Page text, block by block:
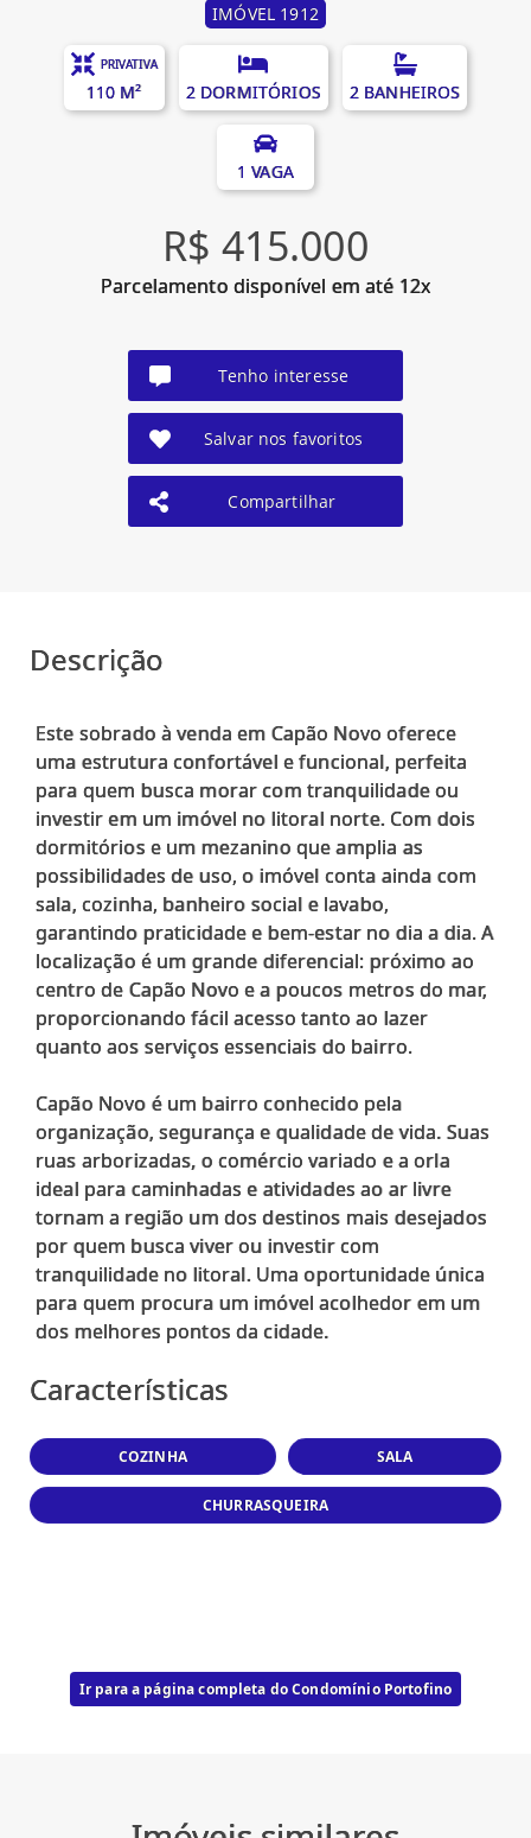
IMÓVEL 1912
PRIVATIVA
110 M² 2 DORMITÓRIOS 2 BANHEIROS
1 VAGA
R$ 415.000
Parcelamento disponível em até 12x
Tenho interesse
Salvar nos favoritos
Compartilhar
Descrição
Este sobrado à venda em Capão Novo oferece
uma estrutura confortável e funcional, perfeita
para quem busca morar com tranquilidade ou
investir em um imóvel no litoral norte. Com dois
dormitórios e um mezanino que amplia as
possibilidades de uso, o imóvel conta ainda com
sala, cozinha, banheiro social e lavabo,
garantindo praticidade e bem-estar no dia a dia. A
localização é um grande diferencial: próximo ao
centro de Capão Novo e a poucos metros do mar,
proporcionando fácil acesso tanto ao lazer
quanto aos serviços essenciais do bairro.
Capão Novo é um bairro conhecido pela
organização, segurança e qualidade de vida. Suas
ruas arborizadas, o comércio variado e a orla
ideal para caminhadas e atividades ao ar livre
tornam a região um dos destinos mais desejados
por quem busca viver ou investir com
tranquilidade no litoral. Uma oportunidade única
para quem procura um imóvel acolhedor em um
Características
COZINHA SALA
CHURRASQUEIRA
Ir para a página completa do Condomínio Portofino